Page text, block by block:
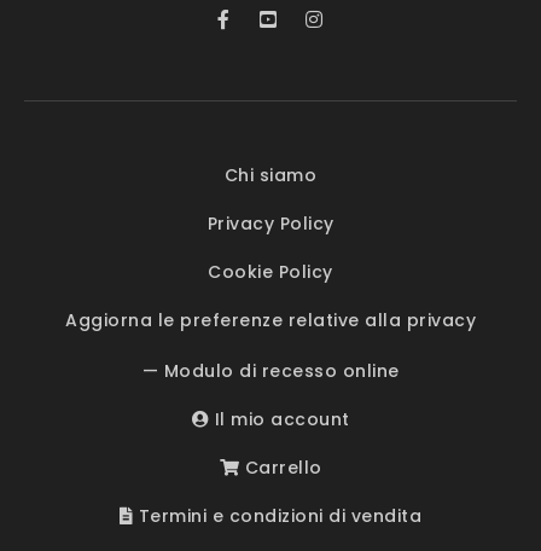
Chi siamo
Privacy Policy
Cookie Policy
Aggiorna le preferenze relative alla privacy
— Modulo di recesso online
Il mio account
Carrello
Termini e condizioni di vendita